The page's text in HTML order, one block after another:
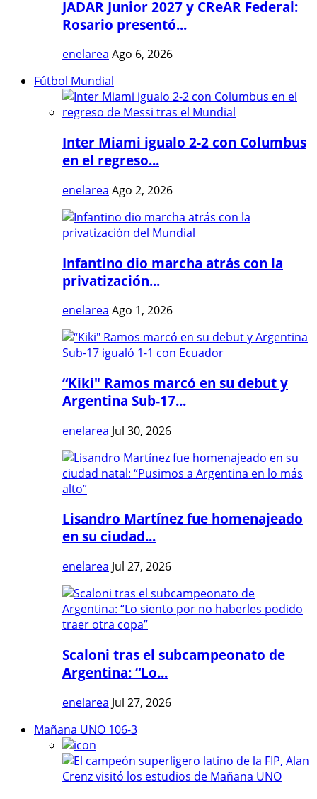
JADAR Junior 2027 y CReAR Federal:
Rosario presentó...
enelarea Ago 6, 2026
Fútbol Mundial
Inter Miami igualo 2-2 con Columbus
en el regreso...
enelarea Ago 2, 2026
Infantino dio marcha atrás con la
privatización...
enelarea Ago 1, 2026
“Kiki" Ramos marcó en su debut y
Argentina Sub-17...
enelarea Jul 30, 2026
Lisandro Martínez fue homenajeado
en su ciudad...
enelarea Jul 27, 2026
Scaloni tras el subcampeonato de
Argentina: “Lo...
enelarea Jul 27, 2026
Mañana UNO 106-3